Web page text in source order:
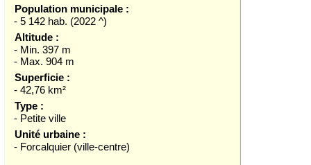
Population municipale :
- 5 142 hab. (2022 ^)
Altitude :
- Min. 397 m
- Max. 904 m
Superficie :
- 42,76 km²
Type :
- Petite ville
Unité urbaine :
- Forcalquier (ville-centre)